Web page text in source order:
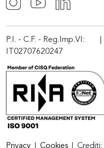
P.I. - C.F. - Reg.Imp.VI:
IT02707620247
Privacy Cookies Crediti: